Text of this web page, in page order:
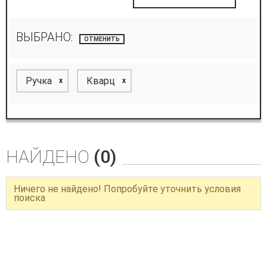
ВЫБРАНО: ОТМЕНИТЬ
Ручка x Кварц x
НАЙДЕНО (0)
Ничего не найдено! Попробуйте уточнить условия
поиска